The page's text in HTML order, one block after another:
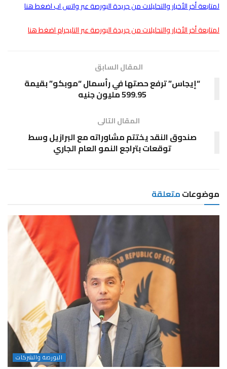
لمتابعة أخر الأخبار والتحليلات من جريدة البورصة عبر واتس اب اضغط هنا
لمتابعة أخر الأخبار والتحليلات من جريدة البورصة عبر التليجرام اضغط هنا
المقال السابق
“إيجاس” ترفع حصتها في رأسمال “موبكو” بقيمة
599.95 مليون جنيه
المقال التالى
صندوق النقد يختتم مشاوراته مع البرازيل وسط
توقعات بتراجع النمو العام الجاري
موضوعاتمتعلقة
البورصة والشركات